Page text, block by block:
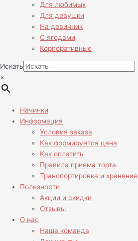
Для любимых
Для девушки
На девичник
С ягодами
Корпоративные
Искать
×
Начинки
Информация
Условия заказа
Как формируется цена
Как оплатить
Правила приема торта
Транспортировка и хранение
Полезности
Акции и скидки
Отзывы
О нас
Наша команда